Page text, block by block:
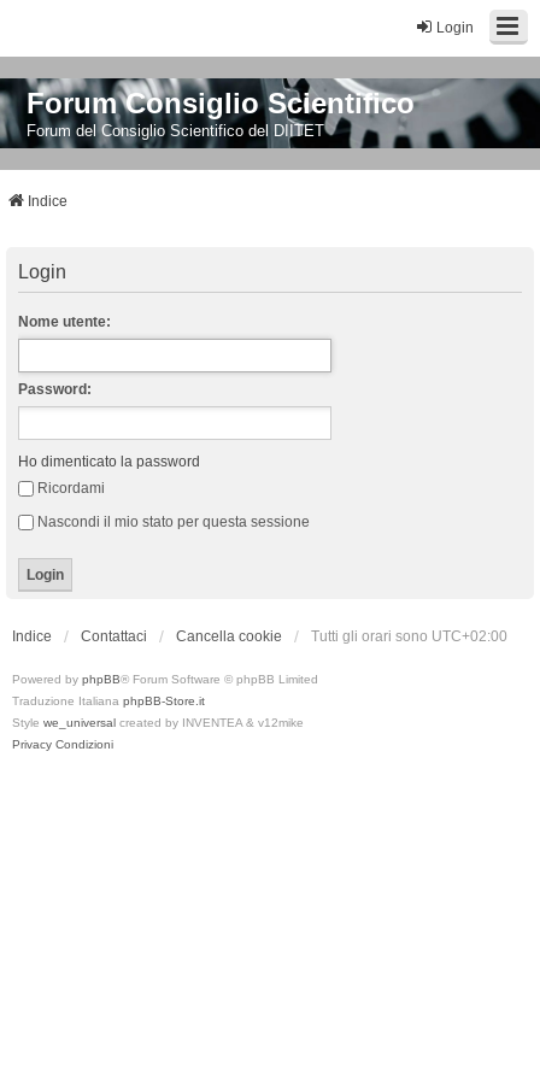
Login
Forum Consiglio Scientifico
Forum del Consiglio Scientifico del DIITET
Indice
Login
Nome utente:
Password:
Ho dimenticato la password
Ricordami
Nascondi il mio stato per questa sessione
Indice Contattaci Cancella cookie Tutti gli orari sono UTC+02:00
Powered by phpBB® Forum Software © phpBB Limited
Traduzione Italiana phpBB-Store.it
Style we_universal created by INVENTEA & v12mike
Privacy Condizioni